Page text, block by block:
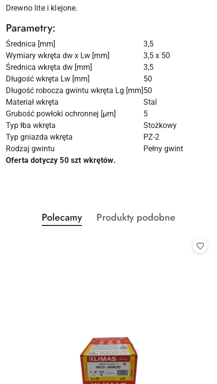
Drewno lite i klejone.
Parametry:
Średnica [mm]
3,5
Wymiary wkręta dw x Lw [mm]
3,5 x 50
Średnica wkręta dw [mm]
3,5
Długość wkręta Lw [mm]
50
Długość robocza gwintu wkręta Lg [mm]50
Materiał wkręta
Stal
Grubość powłoki ochronnej [µm]
5
Typ łba wkręta
Stożkowy
Typ gniazda wkręta
PZ-2
Rodzaj gwintu
Pełny gwint
Oferta dotyczy 50 szt wkrętów.
Pomiń karuzelę produktów
Produkty
o
Polecamy
Produkty
Produkty podobne